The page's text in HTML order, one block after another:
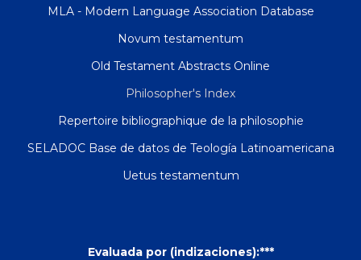
MLA - Modern Language Association Database
Novum testamentum
Old Testament Abstracts Online
Philosopher's Index
Repertoire bibliographique de la philosophie
SELADOC Base de datos de Teología Latinoamericana
Uetus testamentum
Evaluada por (indizaciones):***